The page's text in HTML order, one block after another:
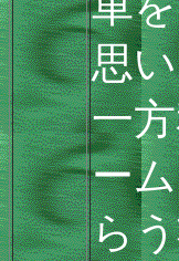
思
一
ー
ら